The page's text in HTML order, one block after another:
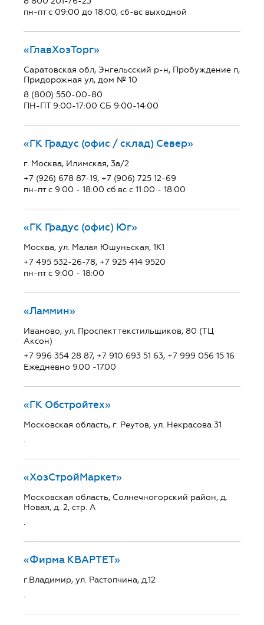
пн-пт с 09:00 до 18:00, сб-вс выходной
«ГлавХозТорг»
Саратовская обл, Энгельсский р-н, Пробуждение п,
Придорожная ул, дом № 10
8 (800) 550-00-80
ПН-ПТ 9:00-17:00 СБ 9:00-14:00
«ГК Градус (офис / склад) Север»
г. Москва, Илимская, 3а/2
+7 (926) 678 87-19, +7 (906) 725 12-69
пн-пт с 9:00 - 18:00 сб.вс с 11:00 - 18:00
«ГК Градус (офис) Юг»
Москва, ул. Малая Юшуньская, 1К1
+7 495 532-26-78, +7 925 414 9520
пн-пт с 9:00 - 18:00
«Ламмин»
Иваново, ул. Проспект текстильщиков, 80 (ТЦ
Аксон)
+7 996 354 28 87, +7 910 693 51 63, +7 999 056 15 16
Ежедневно 9.00 -17.00
«ГК Обстройтех»
Московская область, г. Реутов, ул. Некрасова 31
.
«ХозСтройМаркет»
Московская область, Солнечногорский район, д.
Новая, д. 2, стр. А
.
«Фирма КВАРТЕТ»
г.Владимир, ул. Растопчина, д.12
.